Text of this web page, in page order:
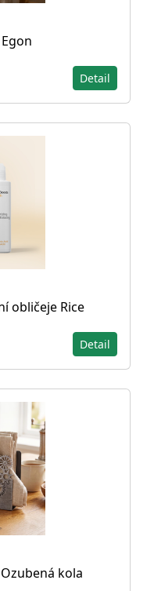
Detail
obličeje Rice
Detail
kola